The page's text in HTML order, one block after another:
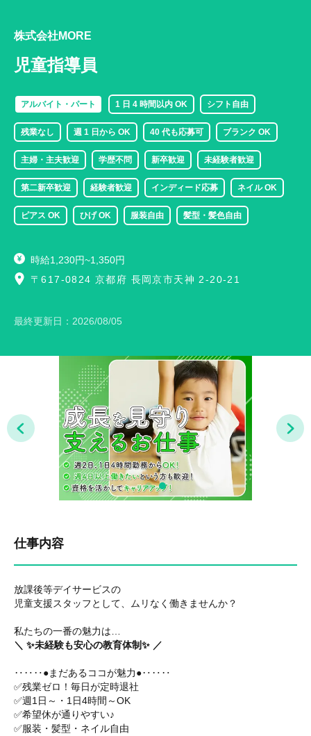
株式会社MORE
児童指導員
アルバイト・パート 1 日 4 時間以内 OK シフト自由
残業なし 週 1 日から OK 40 代も応募可 ブランク OK
主婦・主夫歓迎 学歴不問 新卒歓迎 未経験者歓迎
第二新卒歓迎 経験者歓迎 インディード応募 ネイル OK
ピアス OK ひげ OK 服装自由 髪型・髪色自由
時給1,230円~1,350円
〒617-0824 京都府 長岡京市天神 2-20-21
最終更新日： 2026/08/05
仕事内容
放課後等デイサービスの
児童支援スタッフとして、ムリなく働きませんか？
私たちの一番の魅力は…
＼ ✨未経験も安心の教育体制✨ ／
‥‥‥●まだあるココが魅力●‥‥‥
✅残業ゼロ！毎日が定時退社
✅週1日～・1日4時間～OK
✅希望休が通りやすい♪
✅服装・髪型・ネイル自由